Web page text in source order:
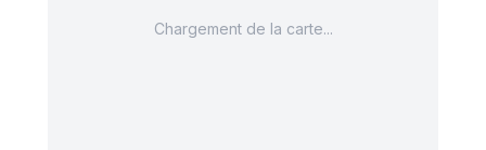
Chargement de la carte...